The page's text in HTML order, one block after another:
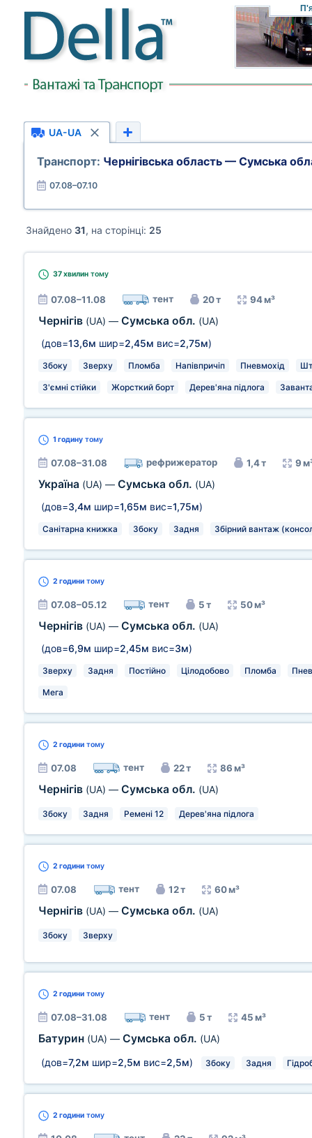
UA-UA
Транспорт: Чернігівська область — Сумська
07.08–07.10
Знайдено 31, на сторінці: 25
37 хвилин тому
07.08–11.08 тент 20 т 94 м³
Чернігів (UA) — Сумська обл. (UA)
(дов=13,6м шир=2,45м вис=2,75м)
Збоку Зверху Пломба Напівпричіп Пневмохід
З'ємні стійки Жорсткий борт Дерев'яна підлога
1 годину тому
07.08–31.08 рефрижератор 1,4 т 9
Україна (UA) — Сумська обл. (UA)
(дов=3,4м шир=1,65м вис=1,75м)
Санітарна книжка Збоку Задня Збірний вантаж
2 години тому
07.08–05.12 тент 5 т 50 м³
Чернігів (UA) — Сумська обл. (UA)
(дов=6,9м шир=2,45м вис=3м)
Зверху Задня Постійно Цілодобово Пломба
Мега
2 години тому
07.08 тент 22 т 86 м³
Чернігів (UA) — Сумська обл. (UA)
Збоку Задня Ремені 12 Дерев'яна підлога
2 години тому
07.08 тент 12 т 60 м³
Чернігів (UA) — Сумська обл. (UA)
Збоку Зверху
2 години тому
07.08–31.08 тент 5 т 45 м³
Батурин (UA) — Сумська обл. (UA)
(дов=7,2м шир=2,5м вис=2,5м) Збоку Задня
2 години тому